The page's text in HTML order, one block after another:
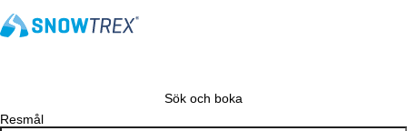
Sök och boka
Resmål